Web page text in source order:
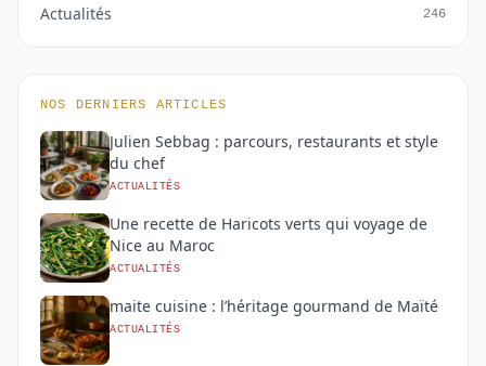
Actualités 246
NOS DERNIERS ARTICLES
Julien Sebbag : parcours, restaurants et style
du chef
ACTUALITÉS
Une recette de Haricots verts qui voyage de
Nice au Maroc
ACTUALITÉS
maite cuisine : l’héritage gourmand de Maïté
ACTUALITÉS